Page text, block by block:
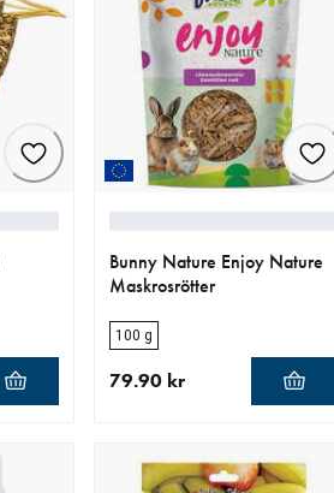
Bunny Nature Enjoy Nature
Maskrosrötter
100 g
79.90 kr